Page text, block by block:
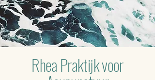
Rhea Praktijk voor